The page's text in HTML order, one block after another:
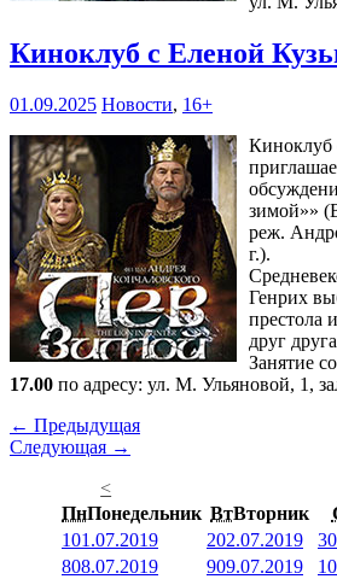
Киноклуб с Еленой
01.09.2025 Новости, 16+
Киноклуб
зимой»»
реж.
г.).
Генрих
престола
друг
Занятие
17.00 по адресу: ул. М. Ульяновой, 1,
← Предыдущая
Следующая →
<
ПнПонедельник ВтВторник
101.07.2019 202.07.2019 3
808.07.2019 909.07.2019 10